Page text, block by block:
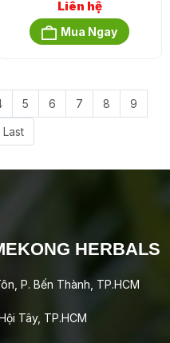
Liên hệ
Mua Ngay
5 6 7 8 9
Last
HERBALS
P. Bến Thành, TP.HCM
Tây, TP.HCM